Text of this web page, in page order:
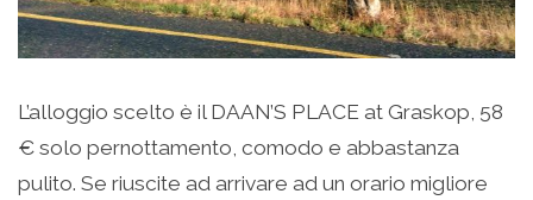
L’alloggio scelto è il DAAN’S PLACE at Graskop, 58
€ solo pernottamento, comodo e abbastanza
pulito. Se riuscite ad arrivare ad un orario migliore